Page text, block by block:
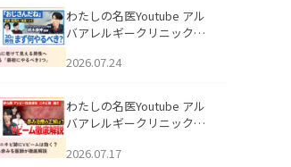
説」を公開いたしました。
わたしの名医Youtube アル
バアレルギークリニック札
える男性へ｜医師が教える
公開いたしました。
2026.07.24
わたしの名医Youtube アル
バアレルギークリニック札
跡にVビームは効く？向いて
2026.07.17